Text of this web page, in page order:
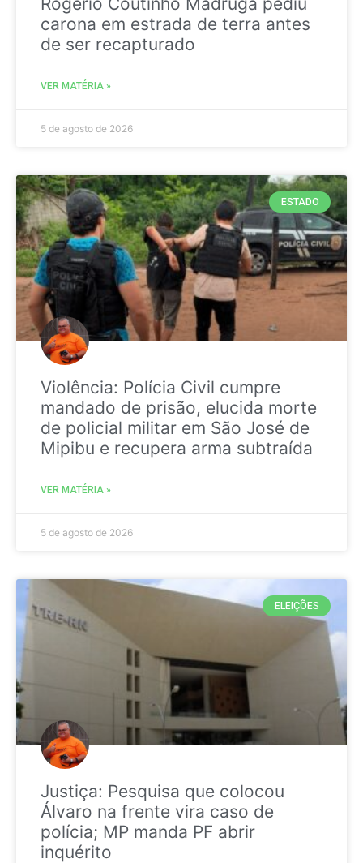
carona em estrada de terra antes
de ser recapturado
VER MATÉRIA »
5 de agosto de 2026
ESTADO
Violência: Polícia Civil cumpre
mandado de prisão, elucida morte
de policial militar em São José de
Mipibu e recupera arma subtraída
VER MATÉRIA »
5 de agosto de 2026
ELEIÇÕES
Justiça: Pesquisa que colocou
Álvaro na frente vira caso de
polícia; MP manda PF abrir
inquérito